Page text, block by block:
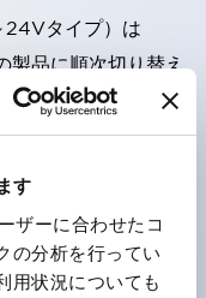
す
ザーに合わせたコ
の分析を行ってい
用状況についても
24Vタイプ）は
製品に順次切り替え
なり、ダイレクト
で対応可能になり
減。（パイロットラ